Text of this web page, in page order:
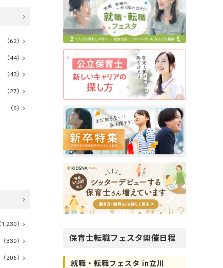
（62）
（44）
（43）
（27）
（5）
1,230）
（330）
（206）
保育士転職フェスタ開催日程
就職・転職フェスタ in立川